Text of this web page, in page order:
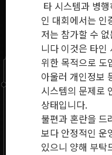
타 시스템과 병
인 대회에서는 인
저는 참가할 수
니다 이것은 타인
위한 목적으로 도
아울러 개인정보
시스템의 문제로
상태입니다.
불편과 혼란을 드
보다 안정적인 운
있으니 양해 부탁